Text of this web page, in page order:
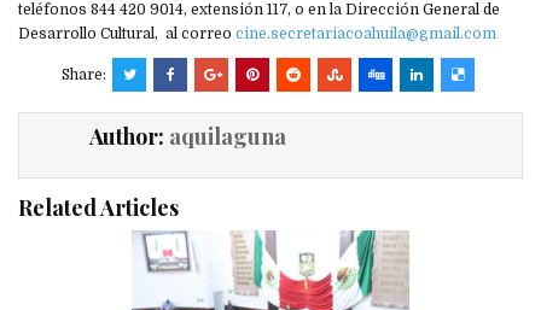
teléfonos 844 420 9014, extensión 117, o en la Dirección General de
Desarrollo Cultural, al correo cine.secretariacoahuila@gmail.com
Share:
Author: aquilaguna
Related Articles